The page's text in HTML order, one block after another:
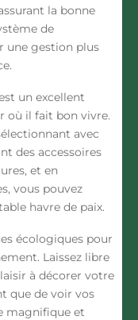
la bonne
de
une gestion plus
un excellent
où il fait bon vivre.
avec
des accessoires
et en
vous pouvez
havre de paix.
écologiques pour
Laissez libre
à décorer votre
que de voir vos
magnifique et